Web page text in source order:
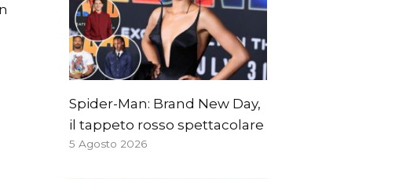
Spider-Man: Brand New Day,
il tappeto rosso spettacolare
5 Agosto 2026